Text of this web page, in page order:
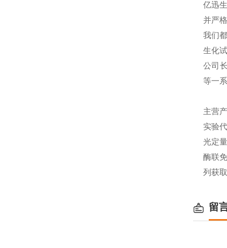
亿迅
并严
我们
生化
公司
等一
主营
实验
光定
酶联
列获
留